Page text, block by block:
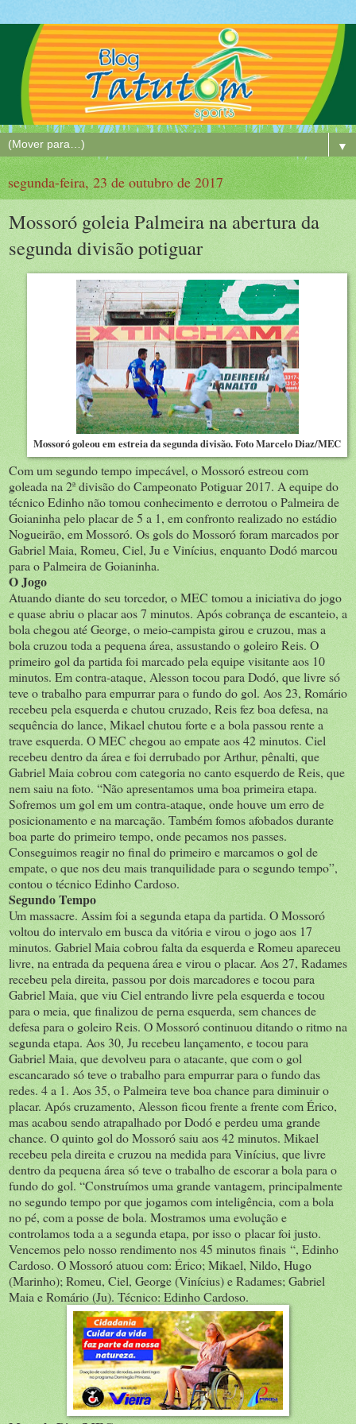
▼
segunda-feira, 23 de outubro de 2017
Mossoró goleia Palmeira na abertura da
segunda divisão potiguar
Mossoró goleou em estreia da segunda divisão. Foto Marcelo Diaz/MEC
Com um segundo tempo impecável, o Mossoró estreou com
goleada na 2ª divisão do Campeonato Potiguar 2017. A equipe do
técnico Edinho não tomou conhecimento e derrotou o Palmeira de
Goianinha pelo placar de 5 a 1, em confronto realizado no estádio
Nogueirão, em Mossoró. Os gols do Mossoró foram marcados por
Gabriel Maia, Romeu, Ciel, Ju e Vinícius, enquanto Dodó marcou
para o Palmeira de Goianinha.
O Jogo
Atuando diante do seu torcedor, o MEC tomou a iniciativa do jogo
e quase abriu o placar aos 7 minutos. Após cobrança de escanteio, a
bola chegou até George, o meio-campista girou e cruzou, mas a
bola cruzou toda a pequena área, assustando o goleiro Reis. O
primeiro gol da partida foi marcado pela equipe visitante aos 10
minutos. Em contra-ataque, Alesson tocou para Dodó, que livre só
teve o trabalho para empurrar para o fundo do gol. Aos 23, Romário
recebeu pela esquerda e chutou cruzado, Reis fez boa defesa, na
sequência do lance, Mikael chutou forte e a bola passou rente a
trave esquerda. O MEC chegou ao empate aos 42 minutos. Ciel
recebeu dentro da área e foi derrubado por Arthur, pênalti, que
Gabriel Maia cobrou com categoria no canto esquerdo de Reis, que
nem saiu na foto. “Não apresentamos uma boa primeira etapa.
Sofremos um gol em um contra-ataque, onde houve um erro de
posicionamento e na marcação. Também fomos afobados durante
boa parte do primeiro tempo, onde pecamos nos passes.
Conseguimos reagir no final do primeiro e marcamos o gol de
empate, o que nos deu mais tranquilidade para o segundo tempo”,
contou o técnico Edinho Cardoso.
Segundo Tempo
Um massacre. Assim foi a segunda etapa da partida. O Mossoró
voltou do intervalo em busca da vitória e virou o jogo aos 17
minutos. Gabriel Maia cobrou falta da esquerda e Romeu apareceu
livre, na entrada da pequena área e virou o placar. Aos 27, Radames
recebeu pela direita, passou por dois marcadores e tocou para
Gabriel Maia, que viu Ciel entrando livre pela esquerda e tocou
para o meia, que finalizou de perna esquerda, sem chances de
defesa para o goleiro Reis. O Mossoró continuou ditando o ritmo na
segunda etapa. Aos 30, Ju recebeu lançamento, e tocou para
Gabriel Maia, que devolveu para o atacante, que com o gol
escancarado só teve o trabalho para empurrar para o fundo das
redes. 4 a 1. Aos 35, o Palmeira teve boa chance para diminuir o
placar. Após cruzamento, Alesson ficou frente a frente com Érico,
mas acabou sendo atrapalhado por Dodó e perdeu uma grande
chance. O quinto gol do Mossoró saiu aos 42 minutos. Mikael
recebeu pela direita e cruzou na medida para Vinícius, que livre
dentro da pequena área só teve o trabalho de escorar a bola para o
fundo do gol. “Construímos uma grande vantagem, principalmente
no segundo tempo por que jogamos com inteligência, com a bola
no pé, com a posse de bola. Mostramos uma evolução e
controlamos toda a a segunda etapa, por isso o placar foi justo.
Vencemos pelo nosso rendimento nos 45 minutos finais “, Edinho
Cardoso. O Mossoró atuou com: Érico; Mikael, Nildo, Hugo
(Marinho); Romeu, Ciel, George (Vinícius) e Radames; Gabriel
Maia e Romário (Ju). Técnico: Edinho Cardoso.